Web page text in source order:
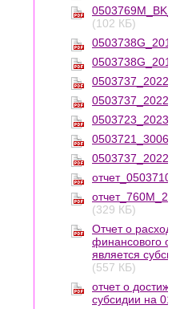
(102 КБ)
(329 КБ)
Отчет о
финансового
является
(557 КБ)
отчет о
субсидии на